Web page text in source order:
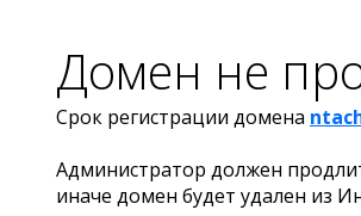
Домен не
Срок регистрации домена
Администратор должен
иначе домен будет удален из